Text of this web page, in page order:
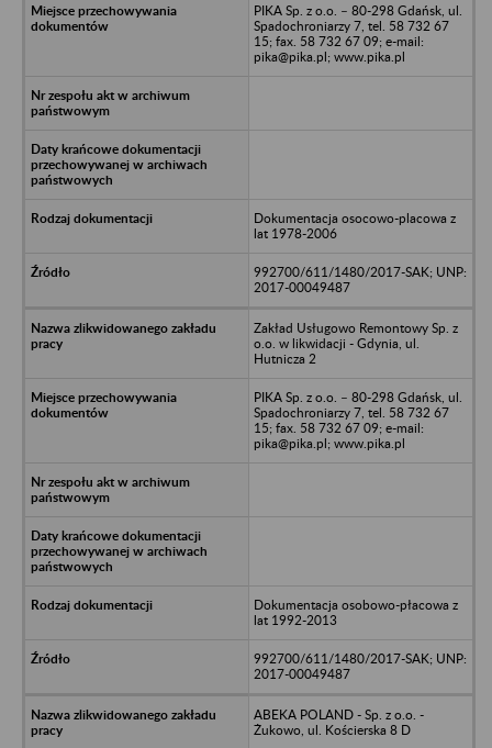
PIKA Sp. z o.o. – 80-298 Gdańsk, ul.
Spadochroniarzy 7, tel. 58 732 67
15; fax. 58 732 67 09; e-mail:
pika@pika.pl; www.pika.pl
Dokumentacja osocowo-placowa z
lat 1978-2006
992700/611/1480/2017-SAK; UNP:
2017-00049487
Zakład Usługowo Remontowy Sp. z
o.o. w likwidacji - Gdynia, ul.
Hutnicza 2
PIKA Sp. z o.o. – 80-298 Gdańsk, ul.
Spadochroniarzy 7, tel. 58 732 67
15; fax. 58 732 67 09; e-mail:
pika@pika.pl; www.pika.pl
Dokumentacja osobowo-płacowa z
lat 1992-2013
992700/611/1480/2017-SAK; UNP:
2017-00049487
ABEKA POLAND - Sp. z o.o. -
Żukowo, ul. Kościerska 8 D